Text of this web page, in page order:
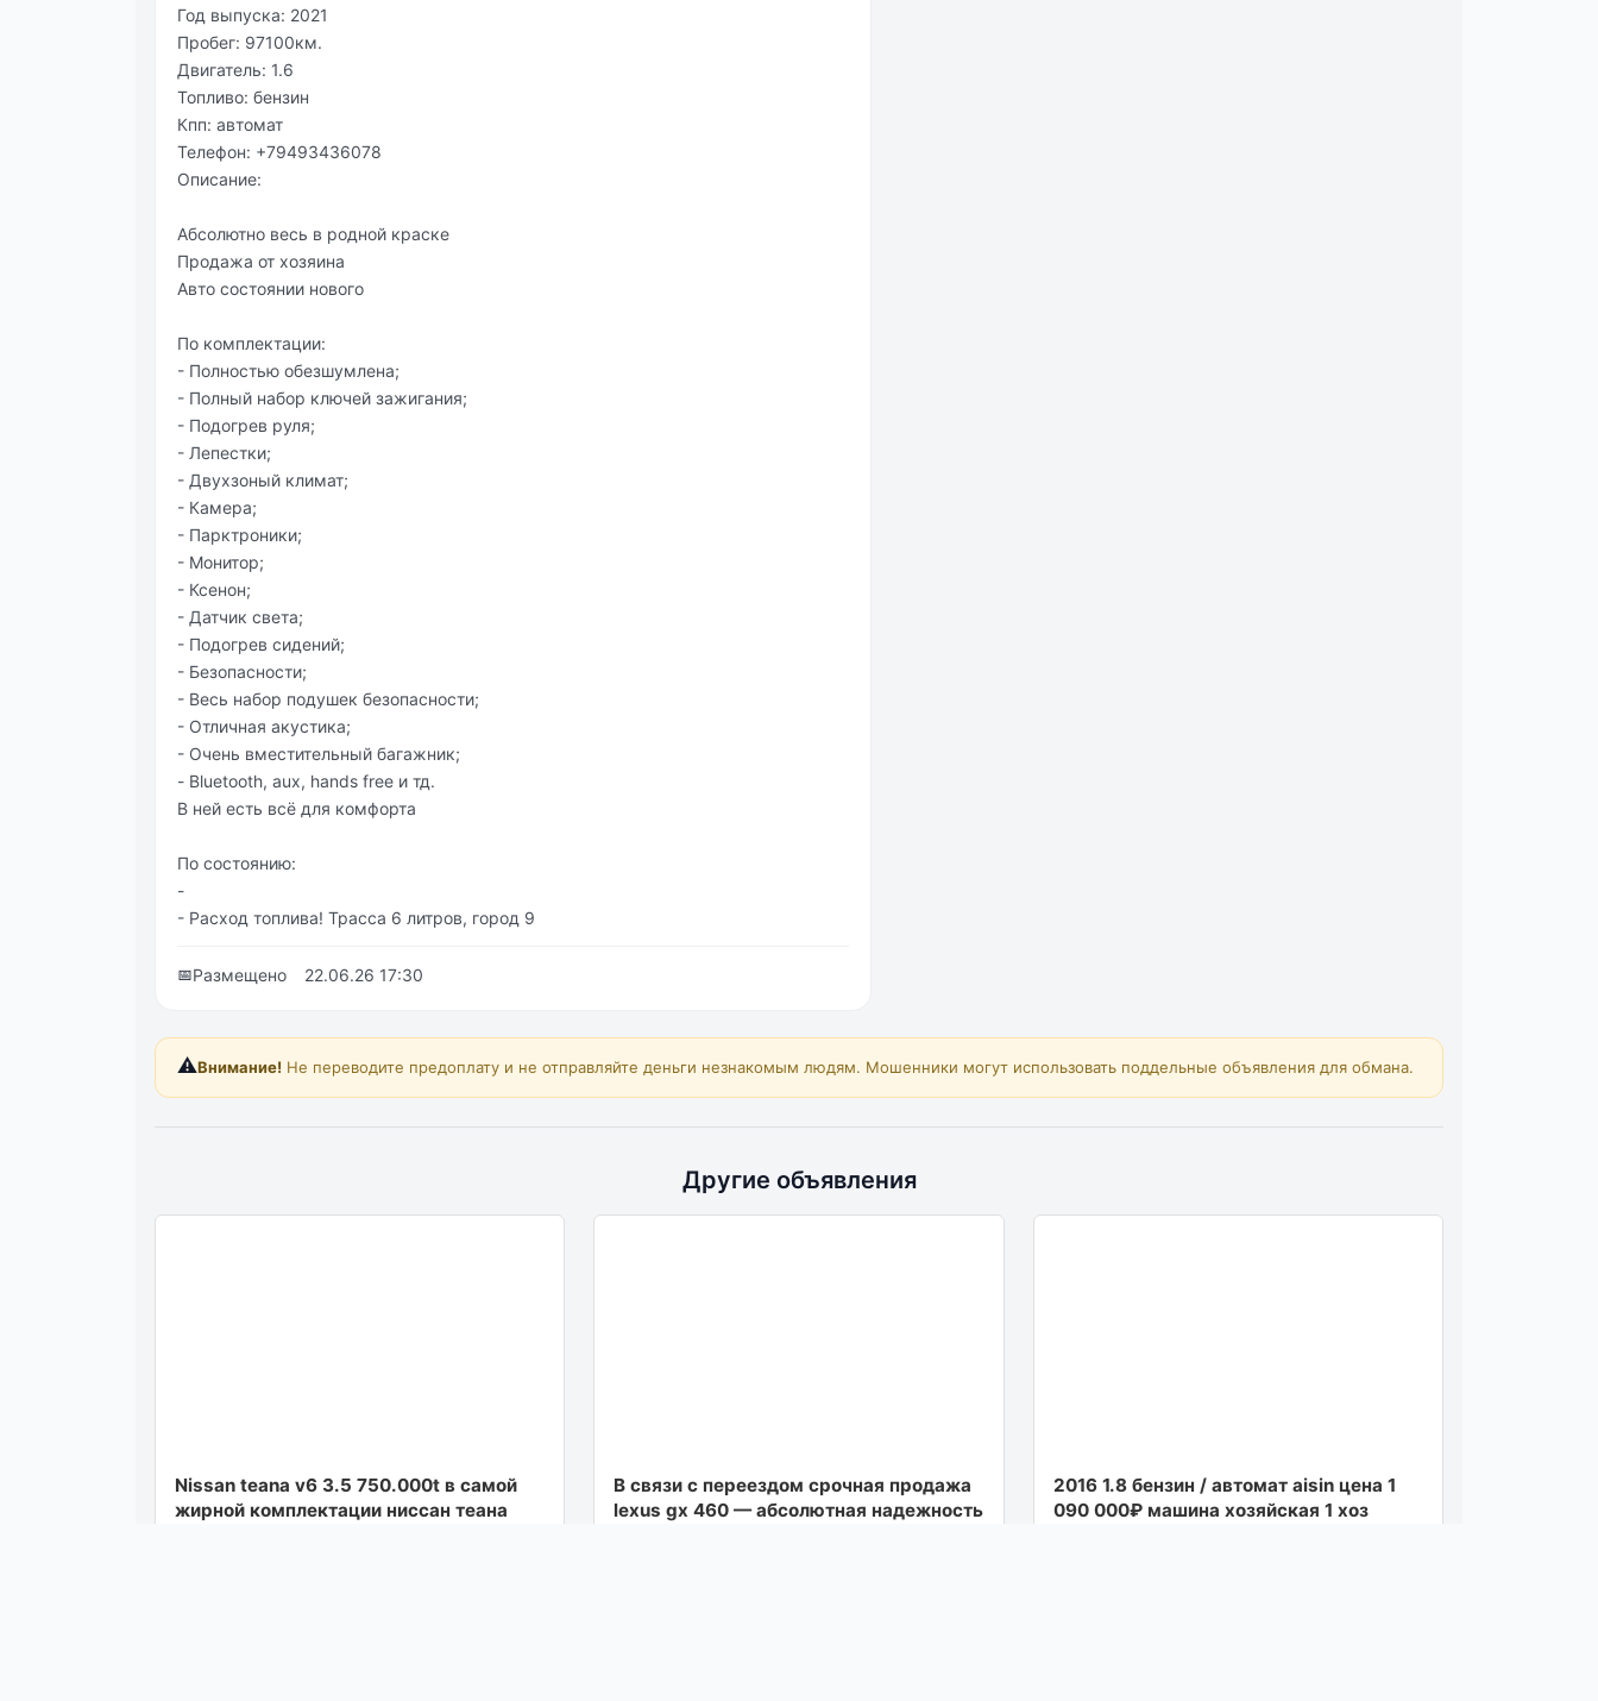
Год выпуска: 2021
Пробег: 97100км.
Двигатель: 1.6
Топливо: бензин
Кпп: автомат
Телефон: +79493436078
Описание:
Абсолютно весь в родной краске
Продажа от хозяина
Авто состоянии нового
По комплектации:
- Полностью обезшумлена;
- Полный набор ключей зажигания;
- Подогрев руля;
- Лепестки;
- Двухзоный климат;
- Камера;
- Парктроники;
- Монитор;
- Ксенон;
- Датчик света;
- Подогрев сидений;
- Безопасности;
- Весь набор подушек безопасности;
- Отличная акустика;
- Очень вместительный багажник;
- Bluetooth, aux, hands free и тд.
В ней есть всё для комфорта
По состоянию:
-
- Расход топлива! Трасса 6 литров, город 9
📅Размещено 22.06.26 17:30
⚠️Внимание! Не переводите предоплату и не отправляйте деньги незнакомым людям. Мошенники могут использовать поддельные объявления для обмана.
Другие объявления
Nissan teana v6 3.5 750.000t в самой
жирной комплектации ниссан теана
В связи с переездом срочная продажа
lexus gx 460 — абсолютная надежность
2016 1.8 бензин / автомат aisin цена 1
090 000₽ машина хозяйская 1 хоз